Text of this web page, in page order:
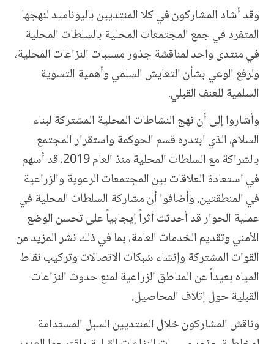
وقد أشاد المشاركون في كلا المنتديين باليوناميد لنهجها
المتفرد في جمع المجتمعات المحلية بالسلطات المحلية
في منتدى واحد لمناقشة جذور مسببات النزاعات المحلية،
ولرفع الوعي بشأن التعايش السلمي وأهمية التسوية
السلمية للعنف القبلي.
وأشاروا إلى أن نهج النشاطات المحلية المشتركة لبناء
السلام، الذي ابتدره قسم الحوكمة واستقرار المجتمع
بالشراكة مع السلطات المحلية منذ العام 2019، قد أسهم
في استعادة العلاقات بين المجتمعات الرعوية والزراعية
في المنطقتين. وأضافوا أن مشاركة السلطات المحلية في
عملية الحوار قد أحدثت أثراً إيجابياً على تحسن الوضع
الأمني وتقديم الخدمات العامة، بما في ذلك نشر المزيد من
القوات المشتركة وإنشاء شبكات الاتصالات وتركيب نقاط
المياه بعيداً عن المناطق الزراعية لمنع حدوث النزاعات
القبلية حول إتلاف المحاصيل.
وناقش المشاركون خلال المنتديين السبل المستدامة